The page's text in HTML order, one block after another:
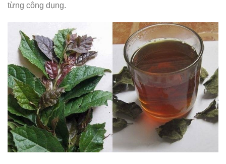
từng công dụng.